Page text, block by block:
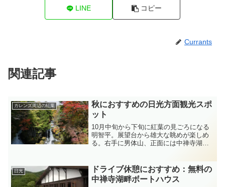
LINE コピー
Currants
関連記事
カレンズ周辺の紅葉
秋におすすめの日光方面観光スポ
ット
10月中旬から下旬に紅葉の見ごろになる
明智平。展望台から雄大な眺めが楽しめ
る。右手に男体山、正面には中禅寺湖、
途中にあります。往復チケット730円 3
分で頂上に。竜頭の...
日光
ドライブ休憩におすすめ：無料の
中禅寺湖畔ボートハウス